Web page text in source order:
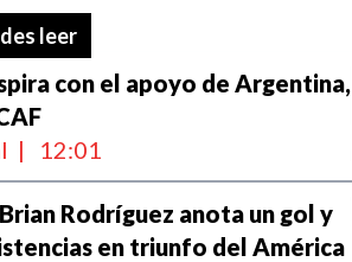
leer
con el apoyo de Argentina,
| 12:01
Rodríguez anota un gol y
en triunfo del América